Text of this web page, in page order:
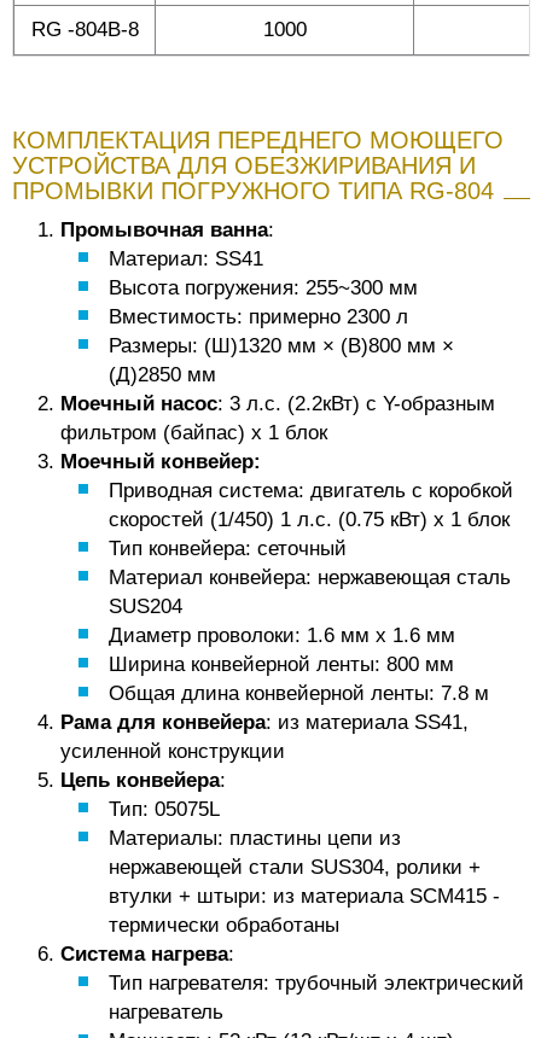
RG -804B-8 1000
КОМПЛЕКТАЦИЯ ПЕРЕДНЕГО МОЮЩЕГО
УСТРОЙСТВА ДЛЯ ОБЕЗЖИРИВАНИЯ И
ПРОМЫВКИ ПОГРУЖНОГО ТИПА RG-804
Промывочная ванна:
Материал: SS41
Высота погружения: 255~300 мм
Вместимость: примерно 2300 л
Размеры: (Ш)1320 мм × (В)800 мм ×
(Д)2850 мм
Моечный насос: 3 л.с. (2.2кВт) с Y-образным
фильтром (байпас) х 1 блок
Моечный конвейер:
Приводная система: двигатель с коробкой
скоростей (1/450) 1 л.с. (0.75 кВт) х 1 блок
Тип конвейера: сеточный
Материал конвейера: нержавеющая сталь
SUS204
Диаметр проволоки: 1.6 мм х 1.6 мм
Ширина конвейерной ленты: 800 мм
Общая длина конвейерной ленты: 7.8 м
Рама для конвейера: из материала SS41,
усиленной конструкции
Цепь конвейера:
Тип: 05075L
Материалы: пластины цепи из
нержавеющей стали SUS304, ролики +
втулки + штыри: из материала SCM415 -
термически обработаны
Система нагрева:
Тип нагревателя: трубочный электрический
нагреватель